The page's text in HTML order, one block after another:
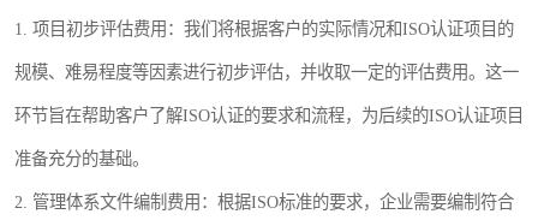
1. 项目初步评估费用：我们将根据客户的实际情况和ISO认证项目的
规模、难易程度等因素进行初步评估，并收取一定的评估费用。这一
环节旨在帮助客户了解ISO认证的要求和流程，为后续的ISO认证项目
准备充分的基础。
2. 管理体系文件编制费用：根据ISO标准的要求，企业需要编制符合